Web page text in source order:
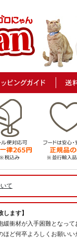
て
します】
衝材が入手困難となっ
ど何卒よろしくお願いい